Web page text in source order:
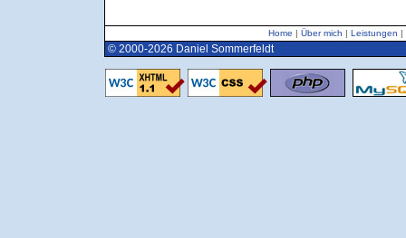
Home | Über mich | Leistungen |
© 2000-2026 Daniel Sommerfeldt